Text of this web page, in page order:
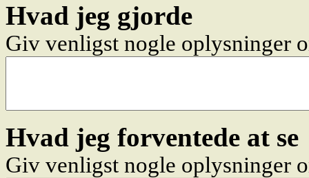
Hvad jeg gjorde
Giv venligst nogle oplysninger
Hvad jeg forventede at se
Giv venligst nogle oplysninger